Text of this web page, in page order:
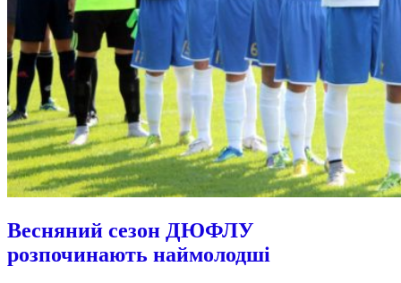
Весняний сезон ДЮФЛУ
розпочинають наймолодші